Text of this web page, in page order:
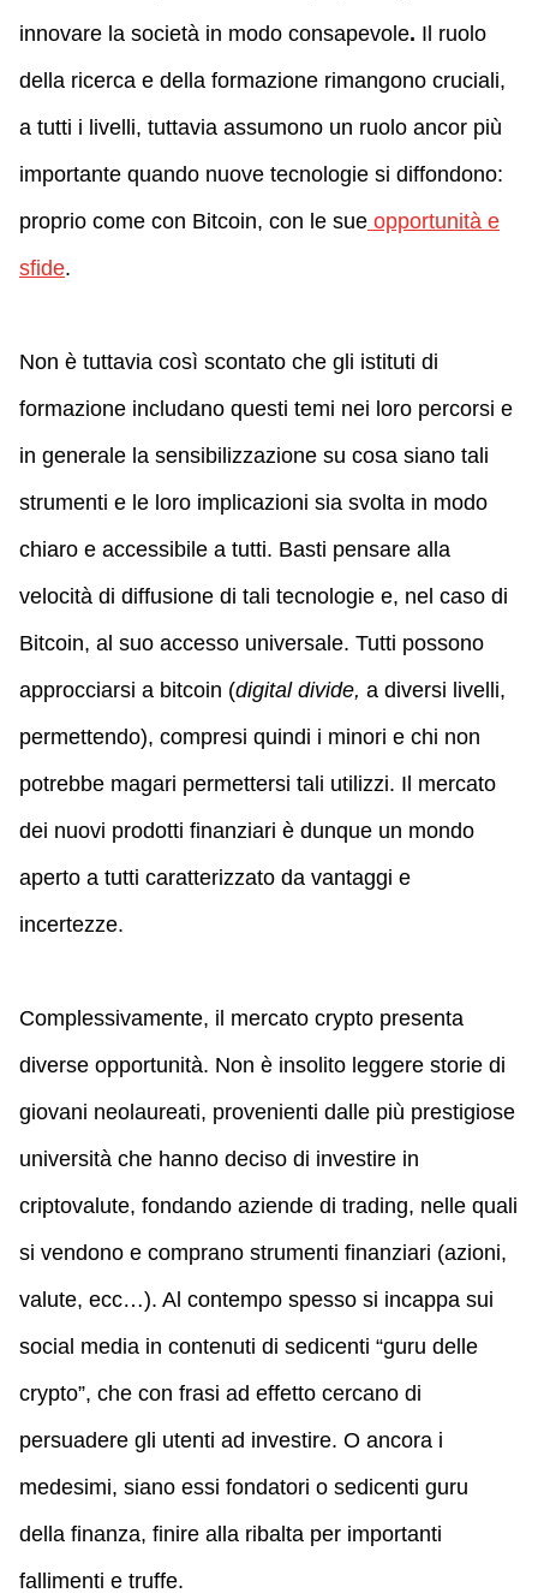
innovare la società in modo consapevole. Il ruolo
della ricerca e della formazione rimangono cruciali,
a tutti i livelli, tuttavia assumono un ruolo ancor più
importante quando nuove tecnologie si diffondono:
proprio come con Bitcoin, con le sue opportunità e
sfide.
Non è tuttavia così scontato che gli istituti di
formazione includano questi temi nei loro percorsi e
in generale la sensibilizzazione su cosa siano tali
strumenti e le loro implicazioni sia svolta in modo
chiaro e accessibile a tutti. Basti pensare alla
velocità di diffusione di tali tecnologie e, nel caso di
Bitcoin, al suo accesso universale. Tutti possono
approcciarsi a bitcoin (digital divide, a diversi livelli,
permettendo), compresi quindi i minori e chi non
potrebbe magari permettersi tali utilizzi. Il mercato
dei nuovi prodotti finanziari è dunque un mondo
aperto a tutti caratterizzato da vantaggi e
incertezze.
Complessivamente, il mercato crypto presenta
diverse opportunità. Non è insolito leggere storie di
giovani neolaureati, provenienti dalle più prestigiose
università che hanno deciso di investire in
criptovalute, fondando aziende di trading, nelle quali
si vendono e comprano strumenti finanziari (azioni,
valute, ecc…). Al contempo spesso si incappa sui
social media in contenuti di sedicenti “guru delle
crypto”, che con frasi ad effetto cercano di
persuadere gli utenti ad investire. O ancora i
medesimi, siano essi fondatori o sedicenti guru
della finanza, finire alla ribalta per importanti
fallimenti e truffe.